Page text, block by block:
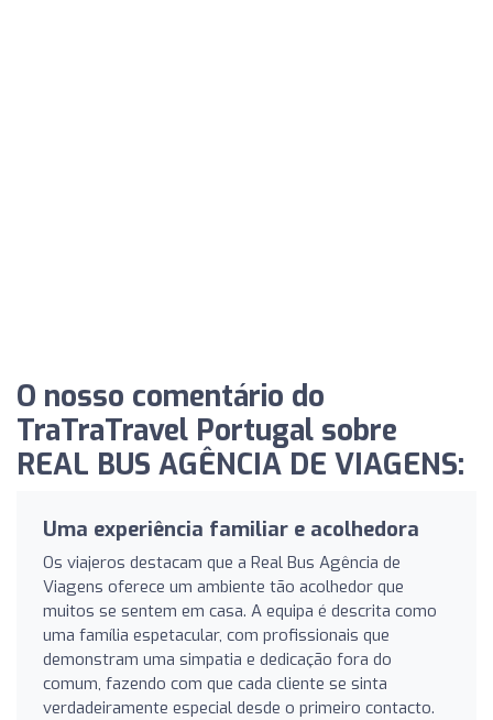
O nosso comentário do
TraTraTravel Portugal sobre
REAL BUS AGÊNCIA DE VIAGENS:
Uma experiência familiar e acolhedora
Os viajeros destacam que a Real Bus Agência de
Viagens oferece um ambiente tão acolhedor que
muitos se sentem em casa. A equipa é descrita como
uma família espetacular, com profissionais que
demonstram uma simpatia e dedicação fora do
comum, fazendo com que cada cliente se sinta
verdadeiramente especial desde o primeiro contacto.